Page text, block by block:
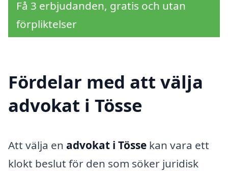
Få 3 erbjudanden, gratis och utan
förpliktelser
Fördelar med att välja
advokat i Tösse
Att välja en advokat i Tösse kan vara ett
klokt beslut för den som söker juridisk